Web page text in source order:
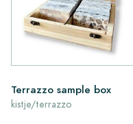
Terrazzo sample box
kistje/terrazzo